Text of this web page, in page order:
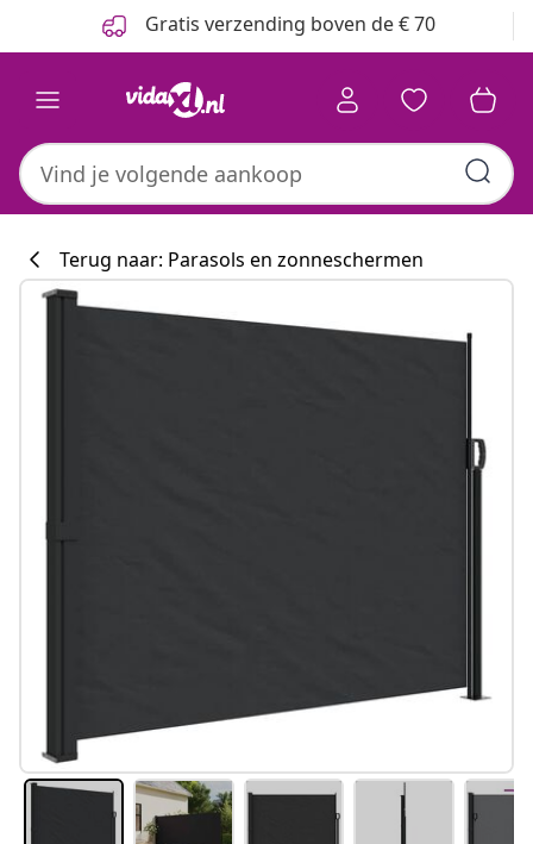
Gratis verzending boven de € 70
Terug naar: Parasols en zonneschermen